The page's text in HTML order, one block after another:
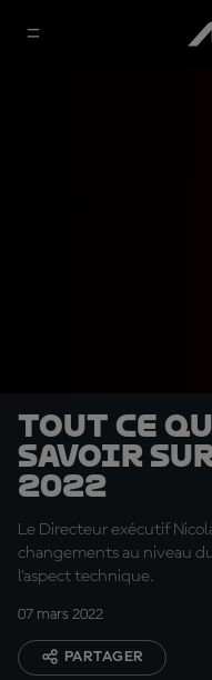
Tout ce
savoir sur
2022
Le Directeur exécutif
changements au niveau
l'aspect technique.
07 mars 2022
PARTAGER